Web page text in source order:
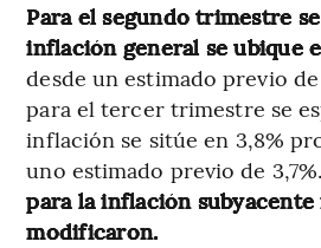
Para el segundo trimestre
inflación general se ubique
desde un estimado previo
para el tercer trimestre se
inflación se sitúe en 3,8%
uno estimado previo de 3,7%.
para la inflación subyacente
modificaron.